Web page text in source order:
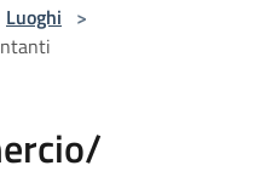
Luoghi >